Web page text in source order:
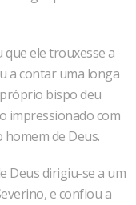
que ele trouxesse a
a contar uma longa
bispo deu
im­pressionado com
de Deus.
Deus dirigiu-se a um
e confiou a